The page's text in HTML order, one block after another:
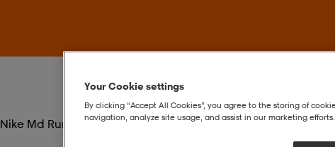
Nike Md Runner 2 Women's Shoes
Your Cookie settings
By clicking “Accept All Cookies”, you agree to the storing of
navigation, analyze site usage, and assist in our marketing efforts.